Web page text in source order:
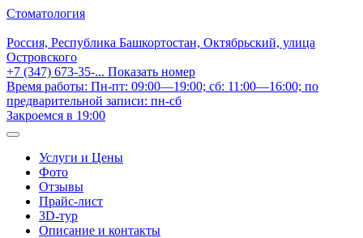
Стоматология
Россия, Республика Башкортостан, Октябрьский, улица
Островского
+7 (347) 673-35-... Показать номер
Время работы: Пн-пт: 09:00—19:00; сб: 11:00—16:00; по
предварительной записи: пн-сб
Закроемся в 19:00
Услуги и Цены
Фото
Отзывы
Прайс-лист
3D-тур
Описание и контакты